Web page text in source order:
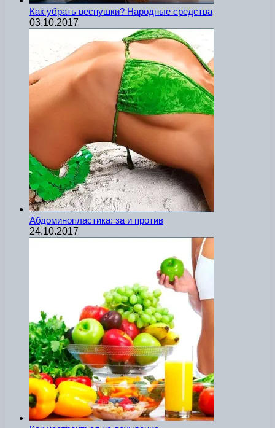
Как убрать веснушки? Народные средства
03.10.2017
Абдоминопластика: за и против
24.10.2017